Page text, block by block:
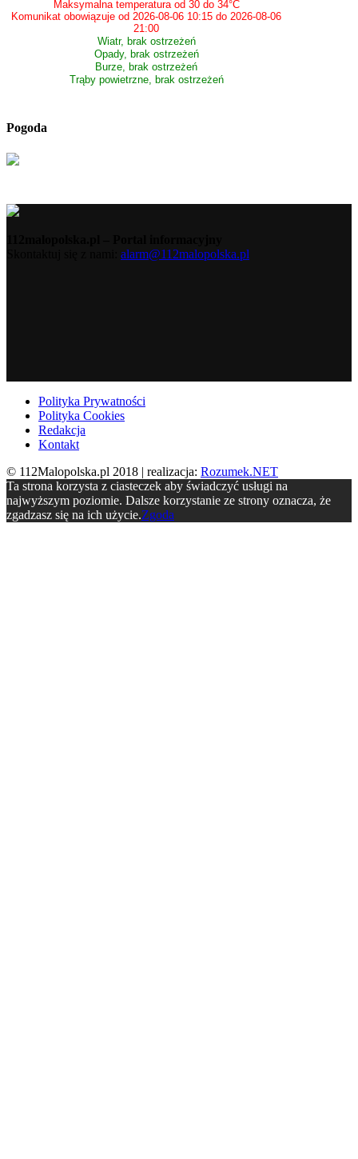
Maksymalna temperatura od 30 do 34°C
Komunikat obowiązuje od 2026-08-06 10:15 do 2026-08-06
21:00
Wiatr, brak ostrzeżeń
Opady, brak ostrzeżeń
Burze, brak ostrzeżeń
Trąby powietrzne, brak ostrzeżeń
Pogoda
alarm@112malopolska.pl
Polityka Prywatności
Polityka Cookies
Redakcja
Kontakt
© 112Malopolska.pl 2018 | realizacja: Rozumek.NET
Ta strona korzysta z ciasteczek aby świadczyć usługi na
najwyższym poziomie. Dalsze korzystanie ze strony oznacza, że
zgadzasz się na ich użycie.Zgoda